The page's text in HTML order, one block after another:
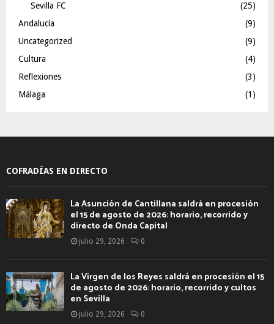
Sevilla FC
(25)
Andalucía
(9)
Uncategorized
(9)
Cultura
(4)
Reflexiones
(3)
Málaga
(1)
COFRADÍAS EN DIRECTO
La Asunción de Cantillana saldrá en procesión
el 15 de agosto de 2026: horario, recorrido y
directo de Onda Capital
julio 29, 2026 0
La Virgen de los Reyes saldrá en procesión el 15
de agosto de 2026: horario, recorrido y cultos
en Sevilla
julio 29, 2026 0